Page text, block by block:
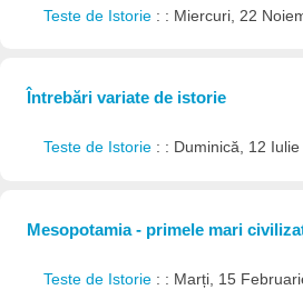
Teste de Istorie : : Miercuri, 22
Întrebări variate de istorie
Teste de Istorie : : Duminică, 12 Iulie
Mesopotamia - primele mari
Teste de Istorie : : Marți, 15